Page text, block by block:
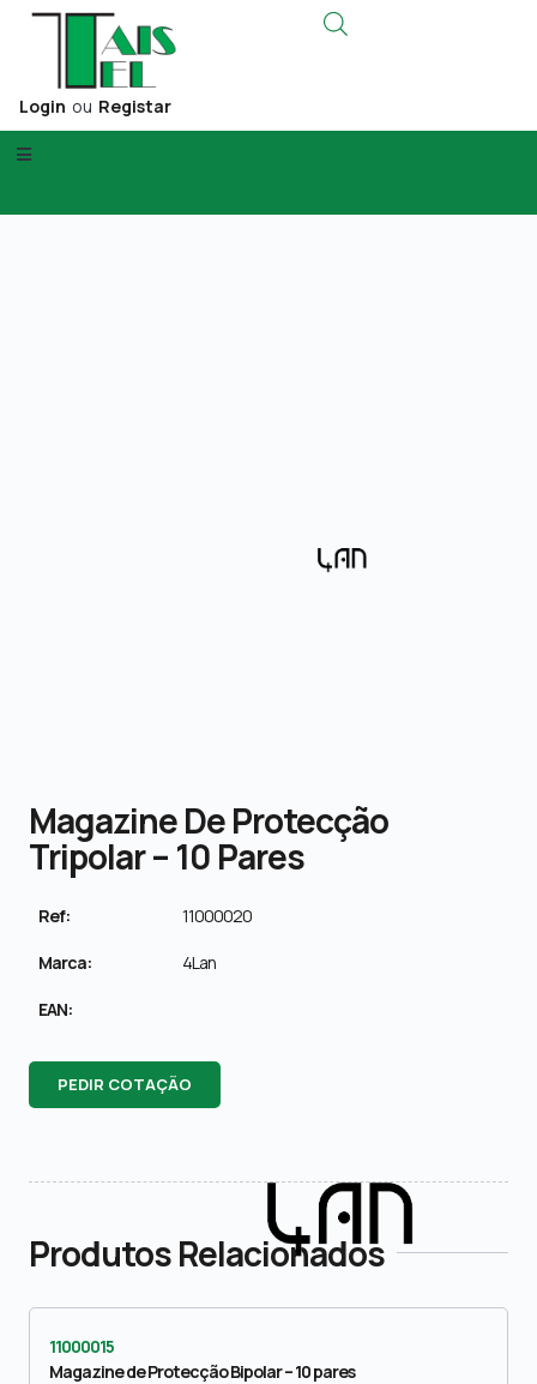
Login ou Registar
Magazine De Protecção
Tripolar – 10 Pares
Ref: 11000020
Marca: 4Lan
EAN:
PEDIR COTAÇÃO
Produtos Relacionados
11000015
Magazine de Protecção Bipolar – 10 pares